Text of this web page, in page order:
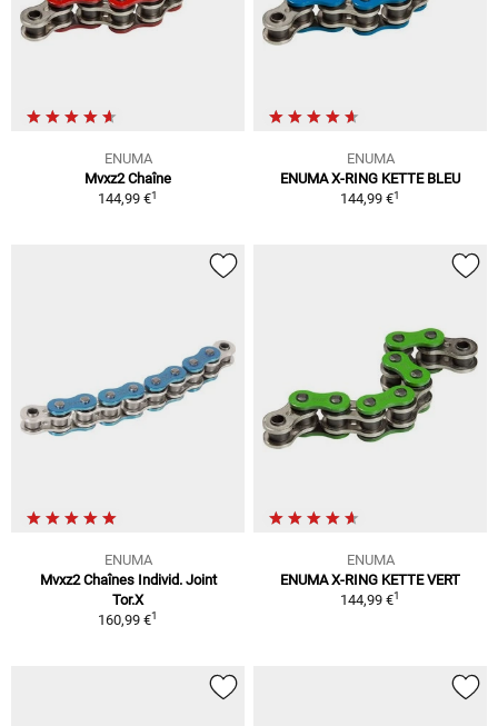
ENUMA
Mvxz2 Chaîne
144,99 €1
ENUMA
ENUMA X-RING KETTE BLEU
144,99 €1
ENUMA
Mvxz2 Chaînes Individ. Joint
Tor.X
160,99 €1
ENUMA
ENUMA X-RING KETTE VERT
144,99 €1